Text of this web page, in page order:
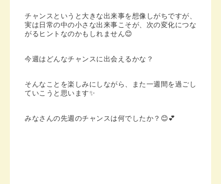
チャンスというと大きな出来事を想像しがちですが、
実は日常の中の小さな出来事こそが、次の変化につな
がるヒントなのかもしれません😊
今週はどんなチャンスに出会えるかな？
そんなことを楽しみにしながら、また一週間を過ごし
ていこうと思います✨
みなさんの先週のチャンスは何でしたか？😊💕